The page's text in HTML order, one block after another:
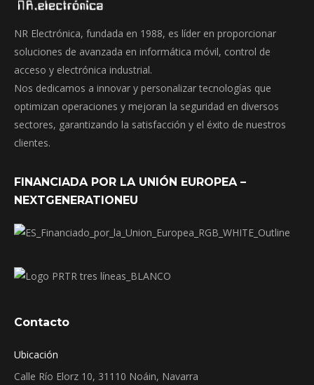
NR Electrónica, fundada en 1988, es líder en proporcionar
soluciones de avanzada en informática móvil, control de
acceso y electrónica industrial.
Nos dedicamos a innovar y personalizar tecnologías que
optimizan operaciones y mejoran la seguridad en diversos
sectores, garantizando la satisfacción y el éxito de nuestros
clientes.
FINANCIADA POR LA UNIÓN EUROPEA –
NEXTGENERATIONEU
Contacto
Ubicación
Calle Río Elorz 10, 31110 Noáin, Navarra